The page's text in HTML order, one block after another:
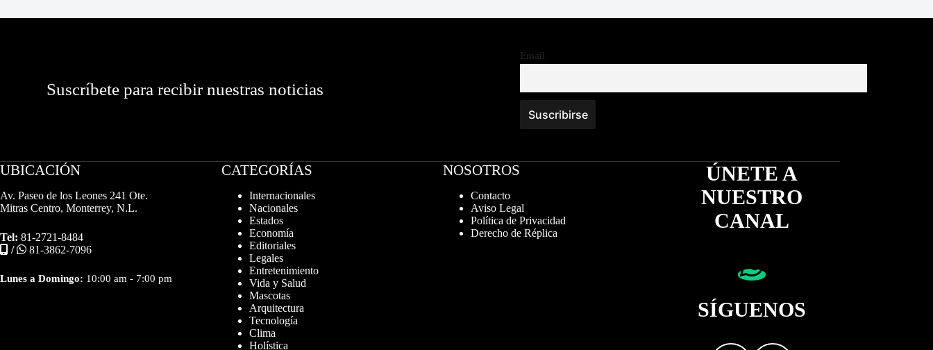
Suscríbete para recibir nuestras noticias
Email
UBICACIÓN
Av. Paseo de los Leones 241 Ote.
Mitras Centro, Monterrey, N.L.
Tel: 81-2721-8484
/
81-3862-7096
Lunes a Domingo: 10:00 am - 7:00 pm
CATEGORÍAS
Internacionales
Nacionales
Estados
Economía
Editoriales
Legales
Entretenimiento
Vida y Salud
Mascotas
Arquitectura
Tecnología
Clima
Holística
NOSOTROS
Contacto
Aviso Legal
Política de Privacidad
Derecho de Réplica
ÚNETE A
NUESTRO
CANAL
SÍGUENOS